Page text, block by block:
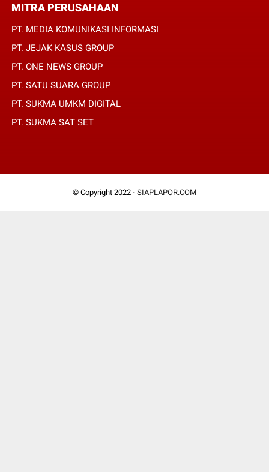
MITRA PERUSAHAAN
PT. MEDIA KOMUNIKASI INFORMASI
PT. JEJAK KASUS GROUP
PT. ONE NEWS GROUP
PT. SATU SUARA GROUP
PT. SUKMA UMKM DIGITAL
PT. SUKMA SAT SET
© Copyright 2022 - SIAPLAPOR.COM